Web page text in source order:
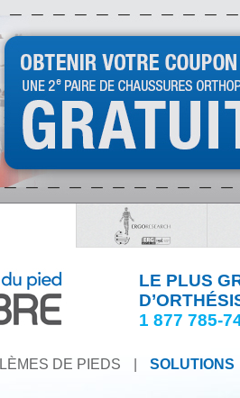
LE PLUS
1 877 785-
DE PIEDS SOLUTIONS